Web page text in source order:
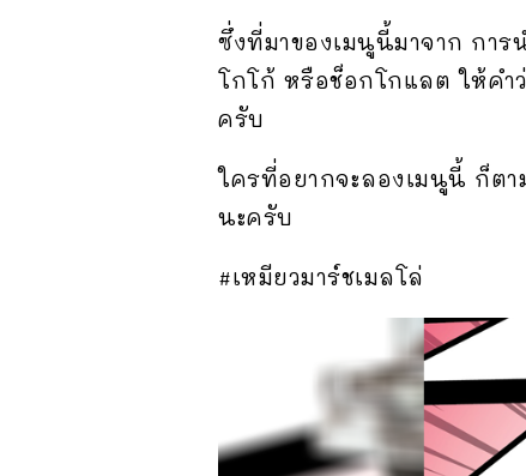
ซึ่งที่มาของเมนูนี้มาจาก กา
โกโก้ หรือช็อกโกแลต ให้คำ
ครับ
ใครที่อยากจะลองเมนูนี้ ก็ต
นะครับ
#เหมียวมาร์ชเมลโล่